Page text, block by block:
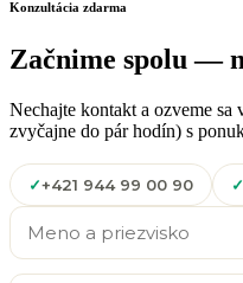
zobrali na seba a
na zariadenie
beží a
že sa o neho nemusím
výborná adresa.
Konzultácia zdarma
Začnime spolu —
Nechajte kontakt a ozveme
zvyčajne do pár hodín) s
✓+421 944 99 00 90 ✓